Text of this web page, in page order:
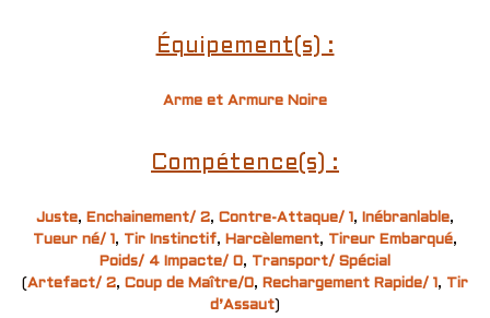
Équipement(s) :
Arme et Armure Noire
Compétence(s) :
Juste, Enchainement/ 2, Contre-Attaque/ 1 , Inébranlable,
Tueur né/ 1 , Tir Instinctif, Harcèlement, Tireur Embarqué,
Poids/ 4 Impacte/ 0, Transport/ Spécial
(Artefact/ 2, Coup de Maître/0, Rechargement Rapide/ 1 , Tir
d’Assaut)